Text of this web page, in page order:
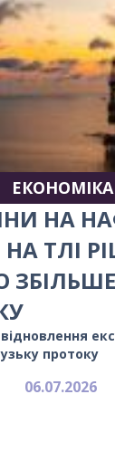
ЕКОНОМІКА
НА
ТЛІ
протоку
06.07.2026